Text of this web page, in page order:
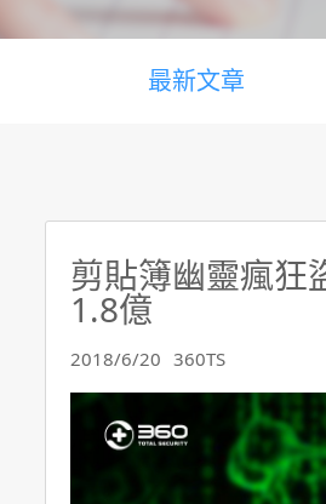
最新文章
剪貼簿幽靈瘋狂
1.8億
2018/6/20 360TS